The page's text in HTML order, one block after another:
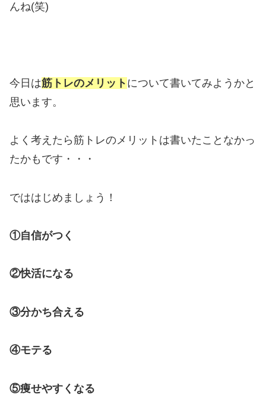
んね(笑)
今日は筋トレのメリット について書いてみようかと
思います。
よく考えたら筋トレのメリットは書いたことなかっ
たかもです・・・
でははじめましょう！
①自信がつく
②快活になる
③分かち合える
④モテる
⑤痩せやすくなる